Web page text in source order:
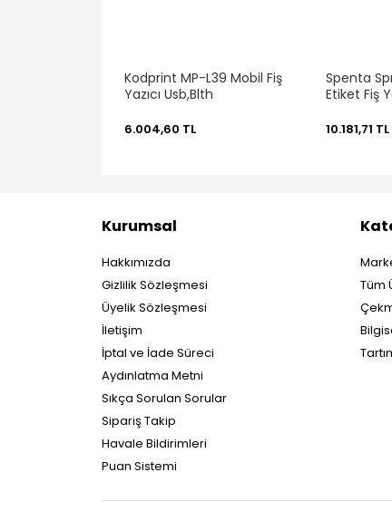
Kodprint MP-L39 Mobil Fiş
Yazıcı Usb,Blth
6.004,60 TL
Spenta
Etiket Fiş
10.181,71 TL
Kurumsal
Hakkımızda
Gizlilik Sözleşmesi
Üyelik Sözleşmesi
İletişim
İptal ve İade Süreci
Aydınlatma Metni
Sıkça Sorulan Sorular
Sipariş Takip
Havale Bildirimleri
Puan Sistemi
Tüm